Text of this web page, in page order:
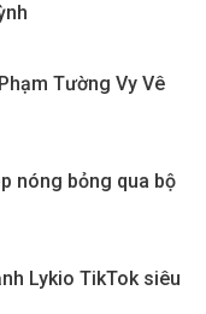
Tường Vy Vê
nóng bỏng qua bộ
Lykio TikTok siêu